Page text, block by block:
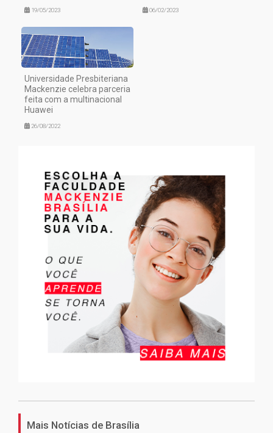
19/05/2023 06/02/2023
Universidade Presbiteriana
Mackenzie celebra parceria
feita com a multinacional
Huawei
26/08/2022
Mais Notícias de Brasília